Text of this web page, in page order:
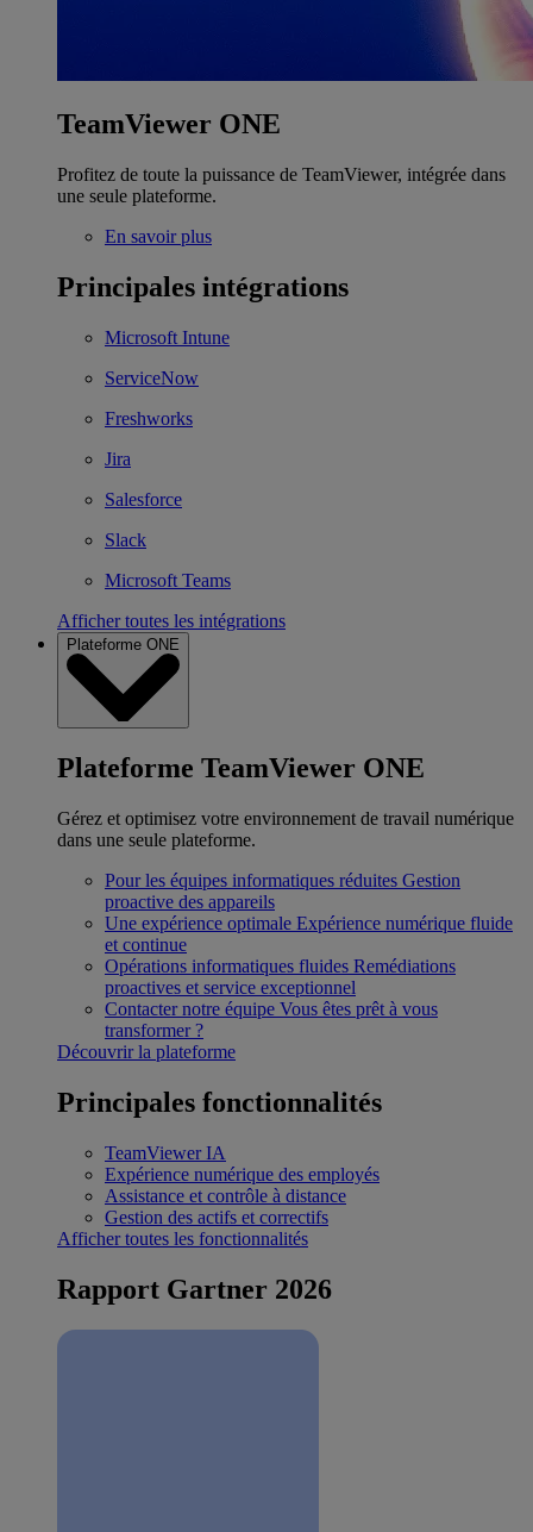
TeamViewer ONE
Profitez de toute la puissance de TeamViewer, intégrée dans
une seule plateforme.
En savoir plus
Principales intégrations
Microsoft Intune
ServiceNow
Freshworks
Jira
Salesforce
Slack
Microsoft Teams
Afficher toutes les intégrations
Plateforme ONE
Plateforme TeamViewer ONE
Gérez et optimisez votre environnement de travail numérique
dans une seule plateforme.
Pour les équipes informatiques réduites Gestion
proactive des appareils
Une expérience optimale Expérience numérique fluide
et continue
Opérations informatiques fluides Remédiations
proactives et service exceptionnel
Contacter notre équipe Vous êtes prêt à vous
transformer ?
Découvrir la plateforme
Principales fonctionnalités
TeamViewer IA
Expérience numérique des employés
Assistance et contrôle à distance
Gestion des actifs et correctifs
Afficher toutes les fonctionnalités
Rapport Gartner 2026